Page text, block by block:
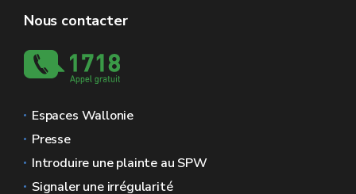
Nous contacter
Espaces Wallonie
Presse
Introduire une plainte au SPW
Signaler une irrégularité